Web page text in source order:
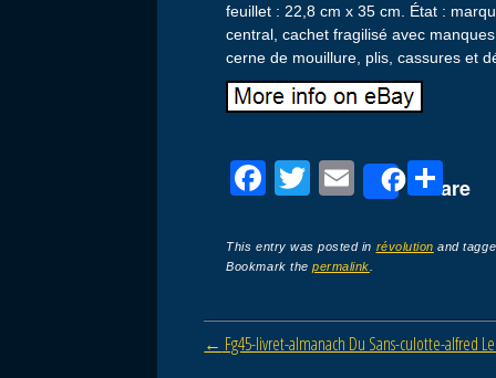
feuillet : 22,8 cm x 35 cm. État :
central, cachet fragilisé avec
cerne de mouillure, plis, cassures et
F
c
e
b
o
T
tt
er
E
ail
Share
P
ta
er
This entry was posted in révolution and
Bookmark thepermalink
Post navigation
← Fg45-livret-almanach Du Sans-culotte-alfred